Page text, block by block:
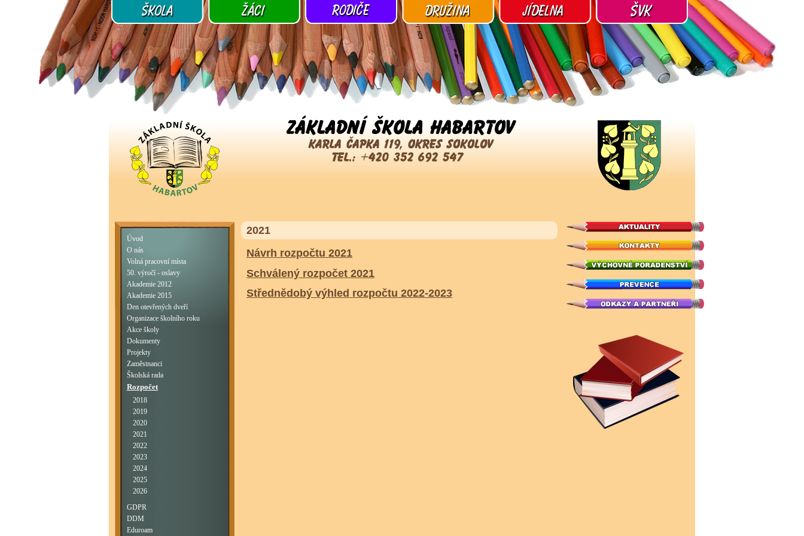
Úvod
O nás
Volná pracovní místa
50. výročí - oslavy
Akademie 2012
Akademie 2015
Den otevřených dveří
Organizace školního roku
Akce školy
Dokumenty
Projekty
Zaměstnanci
Školská rada
Rozpočet
2018
2019
2020
2021
2022
2023
2024
2025
2026
GDPR
DDM
Eduroam
2021
Návrh rozpočtu 2021
Schválený rozpočet 2021
Střednědobý výhled rozpočtu 2022-2023